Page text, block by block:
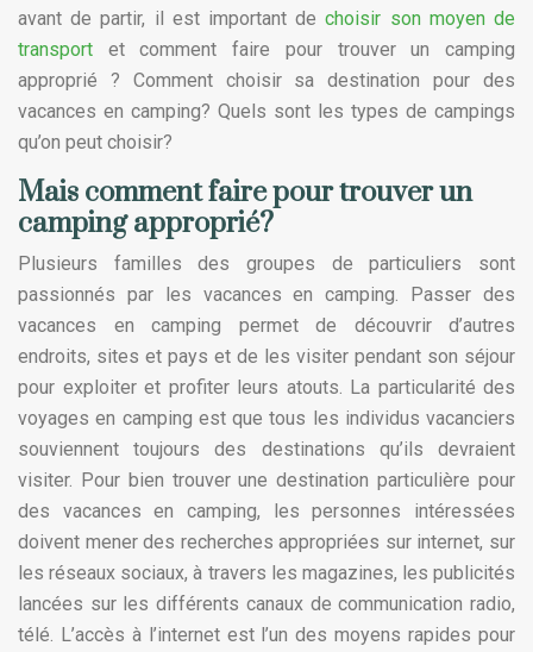
avant de partir, il est important dechoisir son moyen de
transport et comment faire pour trouver un camping
approprié ? Comment choisir sa destination pour des
vacances en camping? Quels sont les types de campings
qu’on peut choisir?
Mais comment faire pour trouver un
camping approprié?
Plusieurs familles des groupes de particuliers sont
passionnés par les vacances en camping. Passer des
vacances en camping permet de découvrir d’autres
endroits, sites et pays et de les visiter pendant son séjour
pour exploiter et profiter leurs atouts. La particularité des
voyages en camping est que tous les individus vacanciers
souviennent toujours des destinations qu’ils devraient
visiter. Pour bien trouver une destination particulière pour
des vacances en camping, les personnes intéressées
doivent mener des recherches appropriées sur internet, sur
les réseaux sociaux, à travers les magazines, les publicités
lancées sur les différents canaux de communication radio,
télé. L’accès à l’internet est l’un des moyens rapides pour